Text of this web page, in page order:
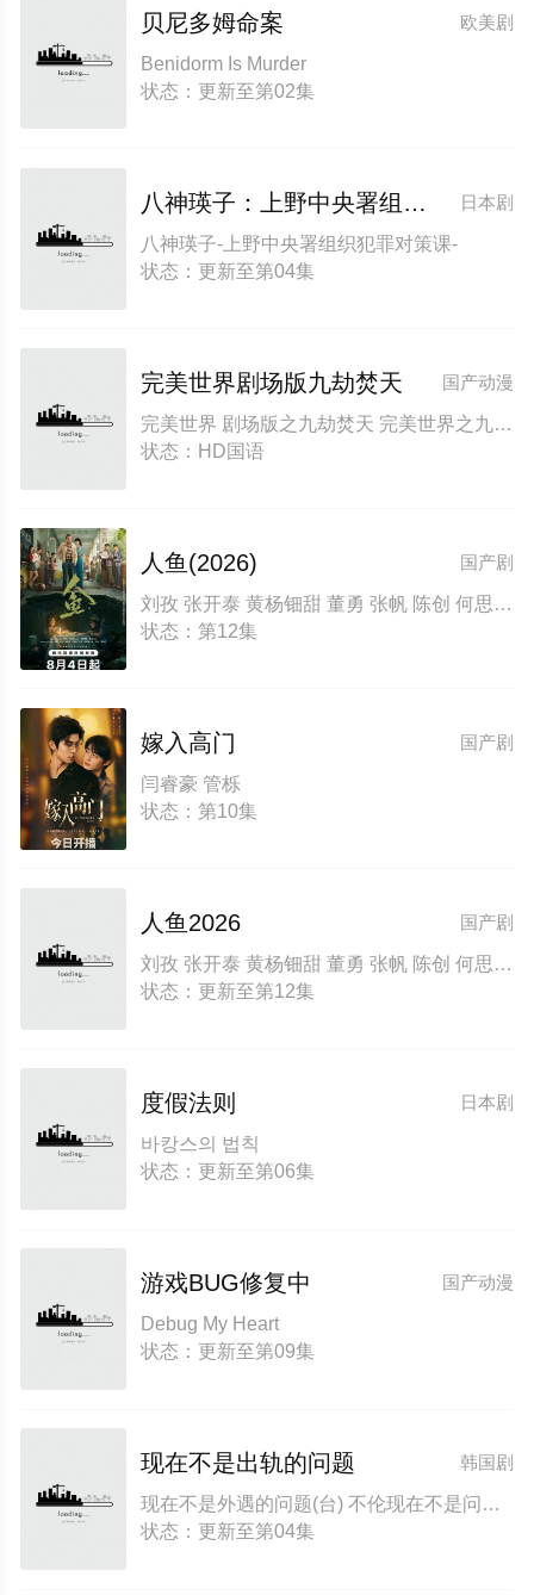
欧美剧
贝尼多姆命案
Benidorm Is Murder
状态：更新至第02集
日本剧
八神瑛子：上野中央署组织犯罪对策课
八神瑛子-上野中央署组织犯罪对策课-
状态：更新至第04集
国产动漫
完美世界剧场版九劫焚天
完美世界 剧场版之九劫焚天 完美世界之九劫焚天 完美世界剧场版 第二部 Perfect World Movie: Nine Tribulations Incinerate the Heavens Perfect World Movie: Nine Calamities Burning Heaven
状态：HD国语
国产剧
人鱼(2026)
刘孜 张开泰 黄杨钿甜 董勇 张帆 陈创 何思甜 张棪琰 罗海琼 是安 赵健 段钰 董向荣 薛佳凝 方晓东 李庆誉 张译文
状态：第12集
国产剧
嫁入高门
闫睿豪 管栎
状态：第10集
国产剧
人鱼2026
刘孜 张开泰 黄杨钿甜 董勇 张帆 陈创 何思甜 张棪琰 罗海琼 是安 赵健 段钰 董向荣 薛佳凝 方晓东 李庆誉 张译文
状态：更新至第12集
日本剧
度假法则
바캉스의 법칙
状态：更新至第06集
国产动漫
游戏BUG修复中
Debug My Heart
状态：更新至第09集
韩国剧
现在不是出轨的问题
现在不是外遇的问题(台) 不伦现在不是问题 现在出轨不是问题
状态：更新至第04集